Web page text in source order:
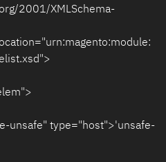
2001/XMLSchema-
type="host">'unsafe-